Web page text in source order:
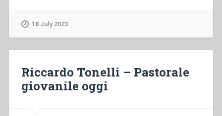
18 July 2023
Riccardo Tonelli – Pastorale
giovanile oggi